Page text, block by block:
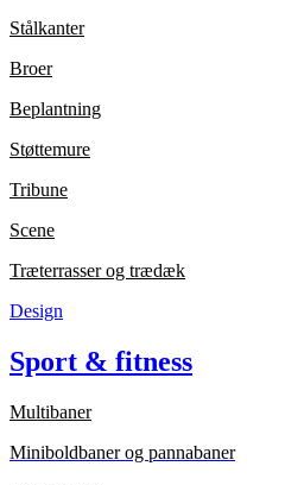
Stålkanter
Broer
Beplantning
Støttemure
Tribune
Scene
Træterrasser og trædæk
Design
Sport & fitness
Multibaner
Miniboldbaner og pannabaner